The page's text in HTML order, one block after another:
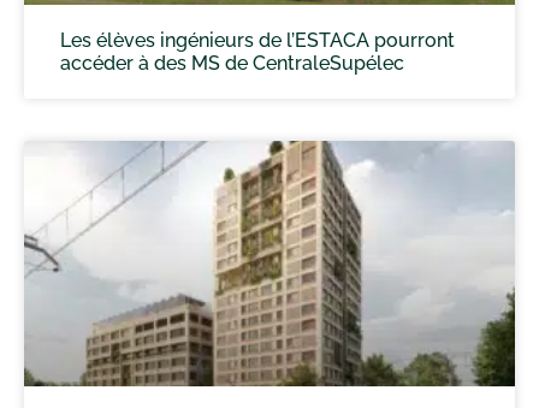
Les élèves ingénieurs de l’ESTACA pourront
accéder à des MS de CentraleSupélec